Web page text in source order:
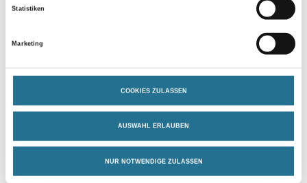
Statistiken
Marketing
COOKIES ZULASSEN
AUSWAHL ERLAUBEN
NUR NOTWENDIGE ZULASSEN
PRODUKTEIGENSCHAFTEN
Verarbeitungszeit
Verarbeitungstemp./Luftfeuchte
Arbeitstemperatur: 10 - 25 °C